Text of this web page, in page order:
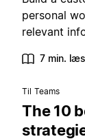
personal
relevant
7 min.
Til Teams
The 10